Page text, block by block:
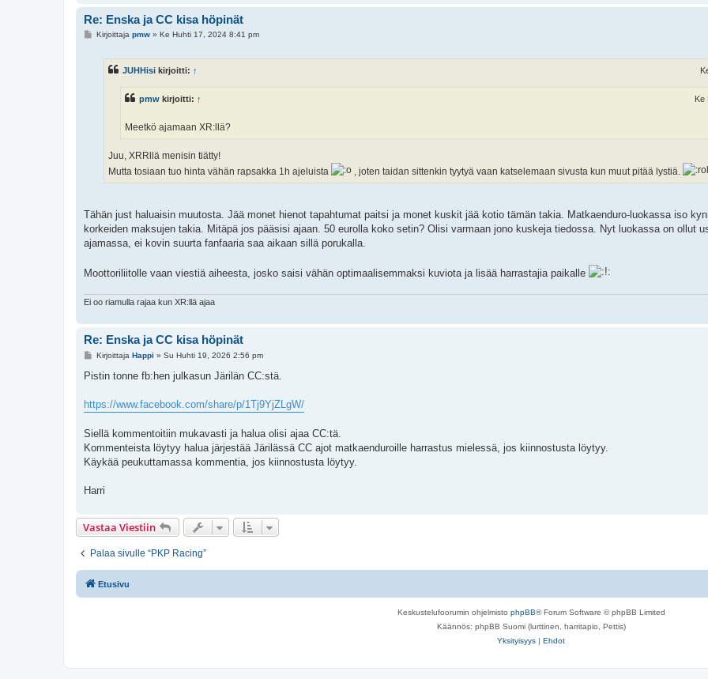
Re: Enska ja CC kisa höpinät
VKirjoittaja pmw» Ke Huhti 17, 2024 8:41 pm
JUHHisi kirjoitti: ↑
pmw kirjoitti: ↑ Ke
Meetkö ajamaan XR:llä?
Juu, XRRllä menisin tiätty!
Mutta tosiaan tuo hinta vähän rapsakka 1h ajeluista
, joten taidan sittenkin tyytyä vaan katselemaan sivusta kun muut pitää lystiä.
Tähän just haluaisin muutosta. Jää monet hienot tapahtumat paitsi ja monet kuskit jää kotio tämän takia. Matkaenduro-luokassa iso
korkeiden maksujen takia. Mitäpä jos pääsisi ajaan. 50 eurolla koko setin? Olisi varmaan jono kuskeja tiedossa. Nyt luokassa on ollut
ajamassa, ei kovin suurta fanfaaria saa aikaan sillä porukalla.
Moottoriliitolle vaan viestiä aiheesta, josko saisi vähän optimaalisemmaksi kuviota ja lisää harrastajia paikalle
Ei oo riamulla rajaa kun XR:llä ajaa
Re: Enska ja CC kisa höpinät
V
e
i
Kirjoittaja Happi » Su Huhti 19, 2026 2:56 pm
Pistin tonne fb:hen julkasun Järilän CC:stä.
https://www.facebook.com/share/p/1Tj9YjZLgW/
Siellä kommentoitiin mukavasti ja halua olisi ajaa CC:tä.
Kommenteista löytyy halua järjestää Järilässä CC ajot matkaenduroille harrastus mielessä, jos kiinnostusta löytyy.
Käykää peukuttamassa kommentia, jos kiinnostusta löytyy.
Harri
Vastaa Viestiin
Palaa sivulle “PKP Racing”
Etusivu
Keskustelufoorumin ohjelmisto phpBB® Forum Software © phpBB Limited
Käännös: phpBB Suomi (lurttinen, harritapio, Pettis)
Yksityisyys | Ehdot